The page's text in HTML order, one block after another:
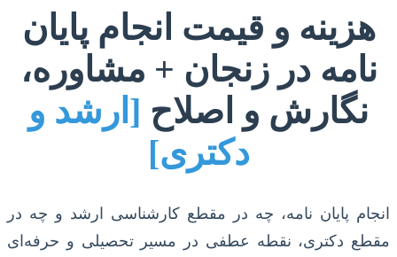
هزینه و قیمت انجام پایان
نامه در زنجان + مشاوره،
نگارش و اصلاح [ارشد و
دکتری]
انجام پایان نامه، چه در مقطع کارشناسی ارشد و چه در
مقطع دکتری، نقطه عطفی در مسیر تحصیلی و حرفه‌ای